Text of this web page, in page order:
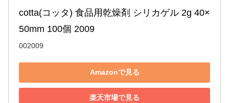
cotta(コッタ) 食品用乾燥剤 シリカゲル 2g 40×
50mm 100個 2009
002009
Amazonで見る
楽天市場で見る